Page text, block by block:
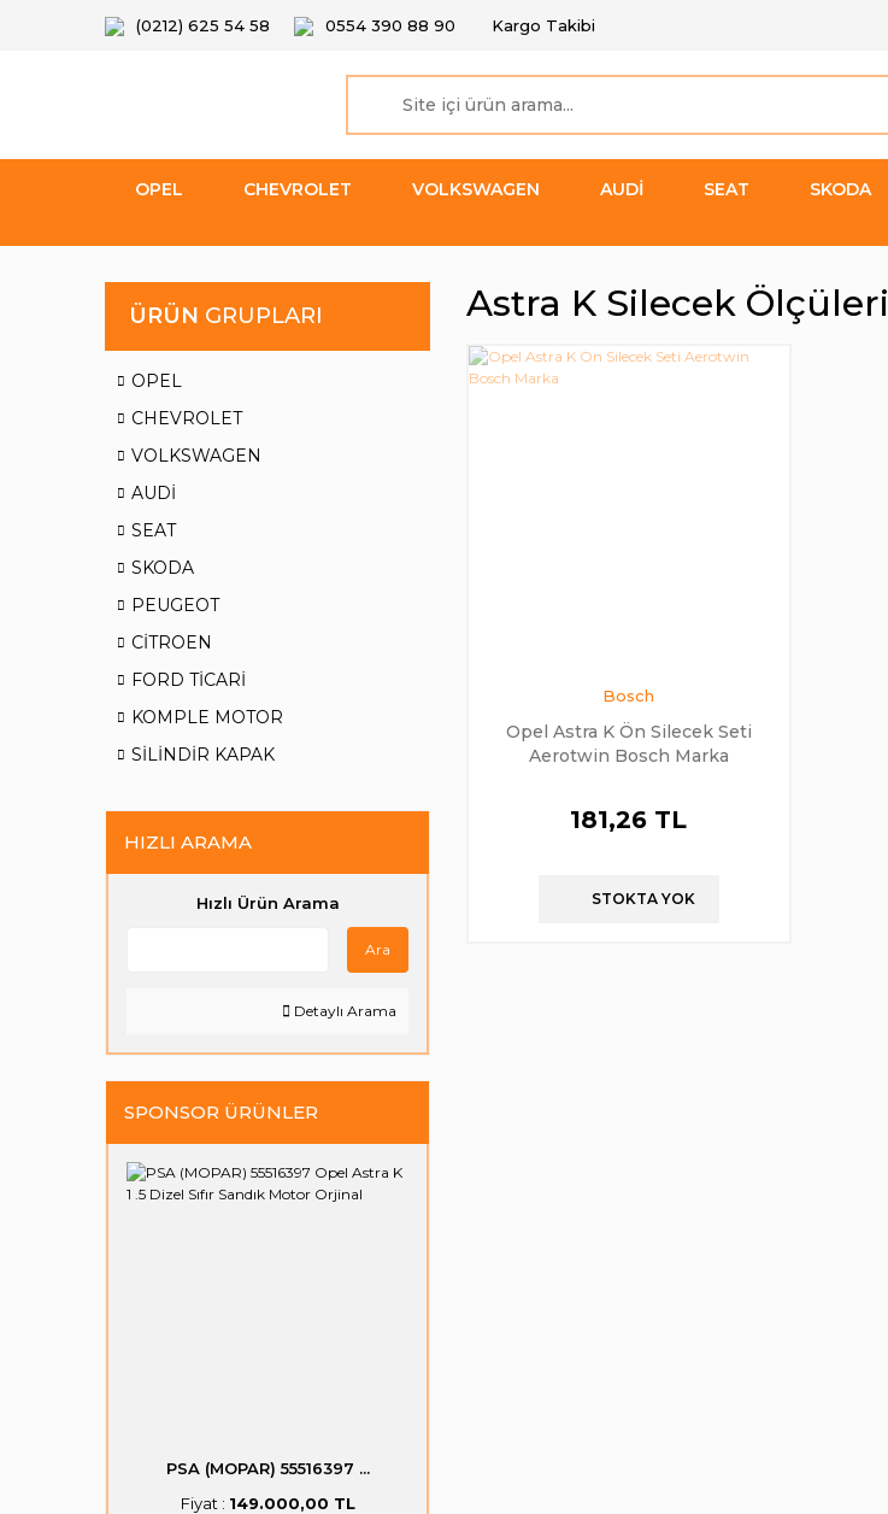
(0212) 625 54 58 0554 390 88 90 Kargo Takibi
OPEL CHEVROLET VOLKSWAGEN AUDİ SEAT SKODA
ÜRÜN GRUPLARI
OPEL
CHEVROLET
VOLKSWAGEN
AUDİ
SEAT
SKODA
PEUGEOT
CİTROEN
FORD TİCARİ
KOMPLE MOTOR
SİLİNDİR KAPAK
HIZLI ARAMA
Hızlı Ürün Arama
Ara
Detaylı Arama
SPONSOR ÜRÜNLER
PSA (MOPAR) 55516397 ...
Fiyat : 149.000,00 TL
Astra K Silecek Ölçüleri
Bosch
Opel Astra K Ön Silecek Seti
Aerotwin Bosch Marka
181,26 TL
STOKTA YOK